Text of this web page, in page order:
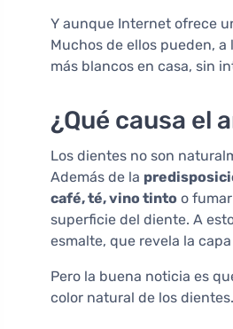
Y aunque Internet ofrece
Muchos de ellos pueden, a
más blancos en casa, sin
¿Qué causa el
Los dientes no son
Además de la
café, té, vino tinto o
superficie del diente. A
esmalte, que revela la
Pero la buena noticia es
color natural de los